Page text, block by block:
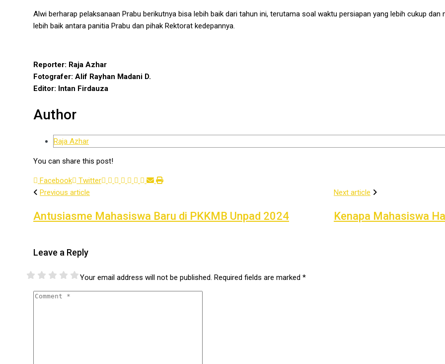
Alwi berharap pelaksanaan Prabu berikutnya bisa lebih baik dari tahun ini, terutama soal waktu persiapan yang lebih cukup
lebih baik antara panitia Prabu dan pihak Rektorat kedepannya.
Reporter: Raja Azhar
Fotografer: Alif Rayhan Madani D.
Editor: Intan Firdauza
Author
Raja Azhar
You can share this post!
Facebook
Twitter
Previous article
Antusiasme Mahasiswa Baru di PKKMB Unpad 2024
Next article
Kenapa Mahasiswa
Leave a Reply
Your email address will not be published. Required fields are marked *